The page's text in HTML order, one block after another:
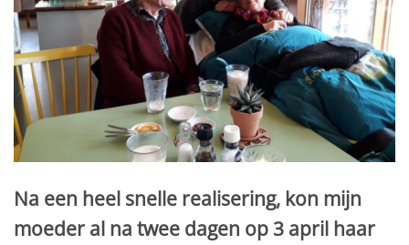
Na een heel snelle realisering, kon mijn
moeder al na twee dagen op 3 april haar